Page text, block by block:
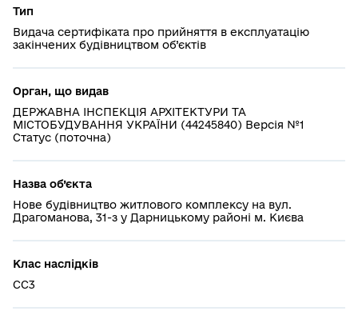
Тип
Видача сертифіката про прийняття в експлуатацію
закінчених будівництвом об’єктів
Орган, що видав
ДЕРЖАВНА ІНСПЕКЦІЯ АРХІТЕКТУРИ ТА
МІСТОБУДУВАННЯ УКРАЇНИ (44245840) Версія №1
Статус (поточна)
Назва об’єкта
Нове будівництво житлового комплексу на вул.
Драгоманова, 31-з у Дарницькому районі м. Києва
Клас наслідків
СС3